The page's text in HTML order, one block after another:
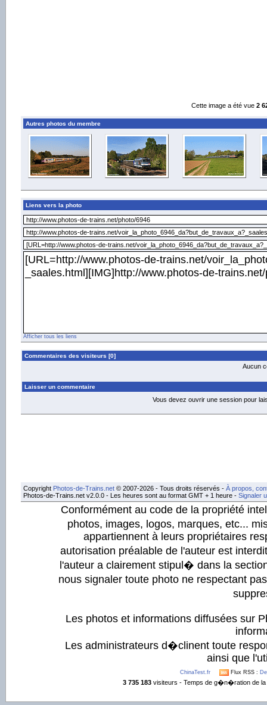
Cette image a été vue 2
Autres photos du membre
Liens vers la photo
Afficher tous les liens
Commentaires des visiteurs [0]
Aucun
Laisser un commentaire
Vous devez ouvrir une session pour
Copyright Photos-de-Trains.net © 2007-2026 - Tous droits réservés - À propos,
Photos-de-Trains.net v2.0.0 - Les heures sont au format GMT + 1 heure - Signaler
Conformément au code de la propriété
photos, images, logos, marques, etc...
appartiennent à leurs propriétaires
autorisation préalable de l'auteur est
l'auteur a clairement stipul� dans la
nous signaler toute photo ne respectant
Les photos et informations diffusées sur
Les administrateurs d�clinent toute
ainsi que
ChinaTest.fr Flux RSS :
3 735 183visiteurs - Temps de g�n�ration de